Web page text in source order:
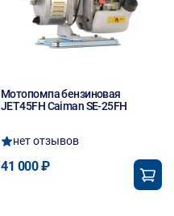
Мотопомпа бензиновая
JET45FH Caiman SE-25FH
нет отзывов
41 000 ₽